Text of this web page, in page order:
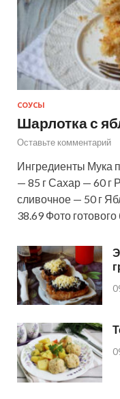
СОУСЫ
Шарлотка с
Оставьте комментарий
Ингредиенты Мука
— 85 г Сахар — 60 г
сливочное — 50 г
38.69 Фото